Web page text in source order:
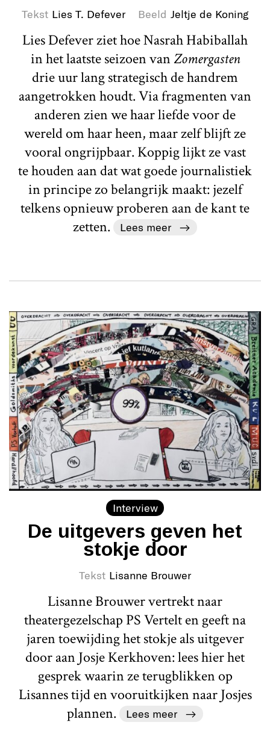
Tekst Lies T. Defever Beeld Jeltje de Koning
Lies Defever ziet hoe Nasrah Habiballah
in het laatste seizoen vanZomergasten
drie uur lang strategisch de handrem
aangetrokken houdt. Via fragmenten van
anderen zien we haar liefde voor de
wereld om haar heen, maar zelf blijft ze
vooral ongrijpbaar. Koppig lijkt ze vast
te houden aan dat wat goede journalistiek
in principe zo belangrijk maakt: jezelf
telkens opnieuw proberen aan de kant te
zetten.
Lees meer
Interview
De uitgevers geven het
stokje door
Tekst Lisanne Brouwer
Lisanne Brouwer vertrekt naar
theatergezelschap PS Vertelt en geeft na
jaren toewijding het stokje als uitgever
door aan Josje Kerkhoven: lees hier het
gesprek waarin ze terugblikken op
Lisannes tijd en vooruitkijken naar Josjes
plannen.
Lees meer